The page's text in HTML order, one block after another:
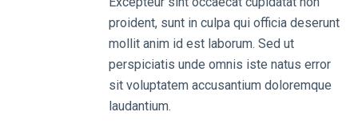
proident, sunt in culpa qui officia deserunt
mollit anim id est laborum. Sed ut
perspiciatis unde omnis iste natus error
sit voluptatem accusantium doloremque
laudantium.